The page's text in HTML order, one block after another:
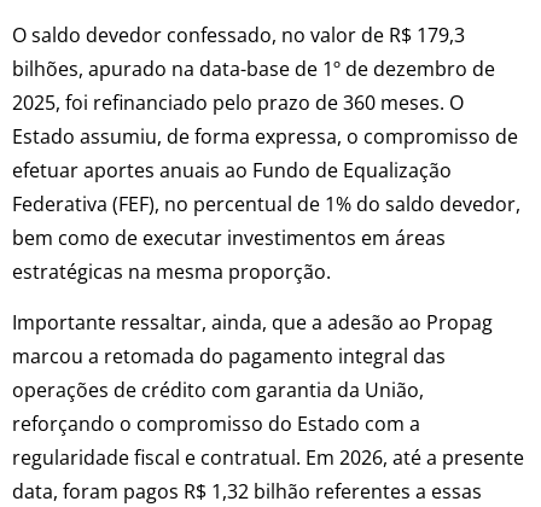
O saldo devedor confessado, no valor de R$ 179,3
bilhões, apurado na data-base de 1º de dezembro de
2025, foi refinanciado pelo prazo de 360 meses. O
Estado assumiu, de forma expressa, o compromisso de
efetuar aportes anuais ao Fundo de Equalização
Federativa (FEF), no percentual de 1% do saldo devedor,
bem como de executar investimentos em áreas
estratégicas na mesma proporção.
Importante ressaltar, ainda, que a adesão ao Propag
marcou a retomada do pagamento integral das
operações de crédito com garantia da União,
reforçando o compromisso do Estado com a
regularidade fiscal e contratual. Em 2026, até a presente
data, foram pagos R$ 1,32 bilhão referentes a essas